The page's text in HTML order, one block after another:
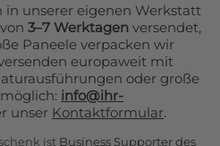
unserer eigenen Werkstatt
3–7 Werktagen versendet,
Paneele verpacken wir
europaweit mit
oder große
info@ihr-
unser Kontaktformular.
ist Business Supporter des